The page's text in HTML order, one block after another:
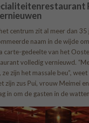
centrum zit al meer dan 35
naam in de wijde
carte-gedeelte van het
volledig vernieuwd.
zijn het massale beu”,
zijn zus Pui, vrouw Meimei
in om de gasten in de